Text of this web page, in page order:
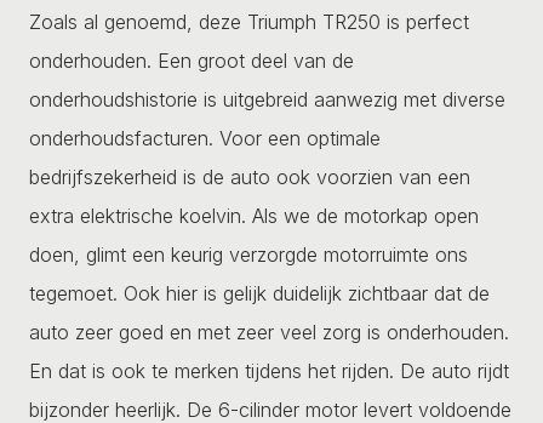
Zoals al genoemd, deze Triumph TR250 is perfect
onderhouden. Een groot deel van de
onderhoudshistorie is uitgebreid aanwezig met diverse
onderhoudsfacturen. Voor een optimale
bedrijfszekerheid is de auto ook voorzien van een
extra elektrische koelvin. Als we de motorkap open
doen, glimt een keurig verzorgde motorruimte ons
tegemoet. Ook hier is gelijk duidelijk zichtbaar dat de
auto zeer goed en met zeer veel zorg is onderhouden.
En dat is ook te merken tijdens het rijden. De auto rijdt
bijzonder heerlijk. De 6-cilinder motor levert voldoende